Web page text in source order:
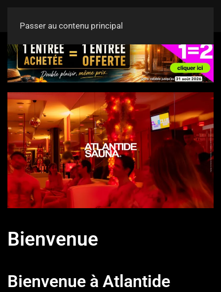
Passer au contenu principal
Bienvenue
Bienvenue à Atlantide